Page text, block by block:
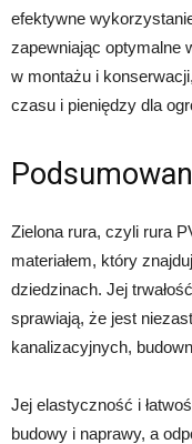
efektywne
zapewniając optymalne
w montażu i
czasu i pieniędzy dla
Zielona rura, czyli rura
materiałem, który
dziedzinach. Jej
sprawiają, że jest
kanalizacyjnych,
Jej elastyczność i
budowy i naprawy, a